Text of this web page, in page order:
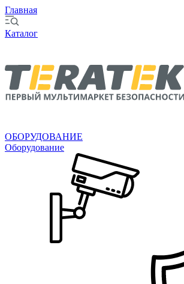
Главная
Каталог
ОБОРУДОВАНИЕ
Оборудование